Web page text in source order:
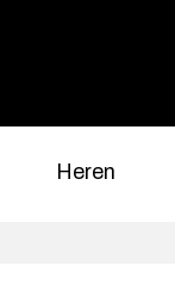
Heren